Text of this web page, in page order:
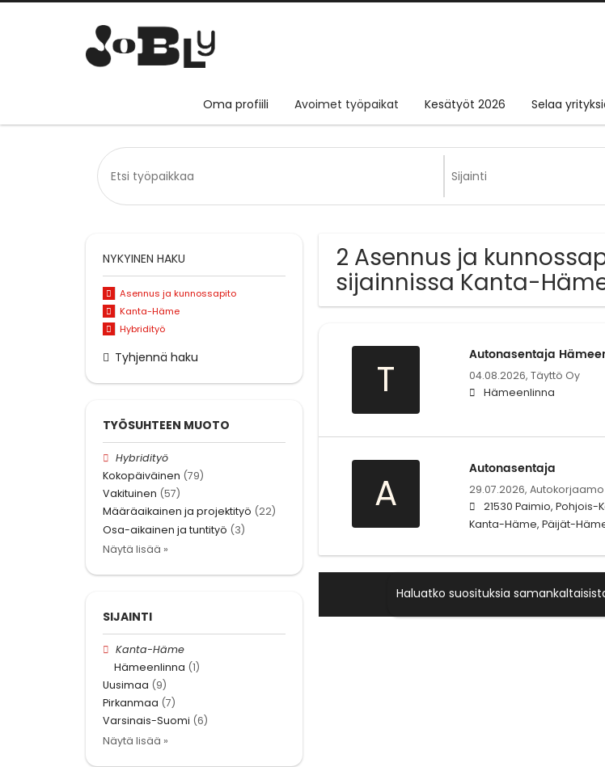
Oma profiili Avoimet työpaikat Kesätyöt 2026 Selaa
2 Asennus ja
sijainnissa Kanta-
T
Autonasentaja
04.08.2026, Täyttö Oy
Hämeenlinna
A
Autonasentaja
29.07.2026, Autokorjaamo
21530 Paimio,
Kanta-Häme, Päijät-
Haluatko suosituksia
NYKYINEN HAKU
Asennus ja kunnossapito
Kanta-Häme
Hybridityö
Tyhjennä haku
TYÖSUHTEEN MUOTO
Hybridityö
Kokopäiväinen (79)
Vakituinen (57)
Määräaikainen ja projektityö (22)
Osa-aikainen ja tuntityö (3)
Näytä lisää »
SIJAINTI
Kanta-Häme
Hämeenlinna (1)
Uusimaa (9)
Pirkanmaa (7)
Varsinais-Suomi (6)
Näytä lisää »